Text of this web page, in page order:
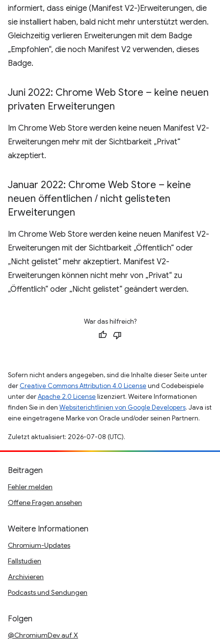
informiert, dass einige (Manifest V2-)Erweiterungen, die
sie installiert haben, bald nicht mehr unterstützt werden.
Gleichzeitig verlieren Erweiterungen mit dem Badge
„Empfohlen“, die noch Manifest V2 verwenden, dieses
Badge.
Juni 2022: Chrome Web Store – keine neuen
privaten Erweiterungen
Im Chrome Web Store werden keine neuen Manifest V2-
Erweiterungen mehr mit der Sichtbarkeit „Privat“
akzeptiert.
Januar 2022: Chrome Web Store – keine
neuen öffentlichen / nicht gelisteten
Erweiterungen
Im Chrome Web Store werden keine neuen Manifest V2-
Erweiterungen mit der Sichtbarkeit „Öffentlich“ oder
„Nicht gelistet“ mehr akzeptiert. Manifest V2-
Erweiterungen können nicht mehr von „Privat“ zu
„Öffentlich“ oder „Nicht gelistet“ geändert werden.
War das hilfreich?
Sofern nicht anders angegeben, sind die Inhalte dieser Seite unter
der Creative Commons Attribution 4.0 Licenseund Codebeispiele
unter derApache 2.0 Licenselizenziert. Weitere Informationen
finden Sie in den Websiterichtlinien von Google Developers. Java ist
eine eingetragene Marke von Oracle und/oder seinen Partnern.
Zuletzt aktualisiert: 2026-07-08 (UTC).
Beitragen
Fehler melden
Offene Fragen ansehen
Weitere Informationen
Chromium-Updates
Fallstudien
Archivieren
Podcasts und Sendungen
Folgen
@ChromiumDev auf X